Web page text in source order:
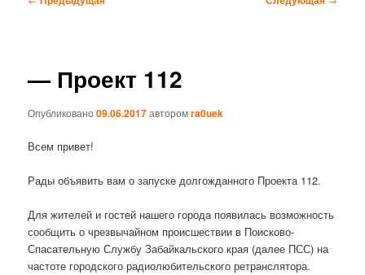
— Проект 112
Опубликовано09.06.2017авторомra0uek
Всем привет!
Рады объявить вам о запуске долгожданного Проекта 112.
Для жителей и гостей нашего города появилась возможность
сообщить о чрезвычайном происшествии в Поисково-
Спасательную Службу Забайкальского края (далее ПСС) на
частоте городского радиолюбительского ретранслятора.